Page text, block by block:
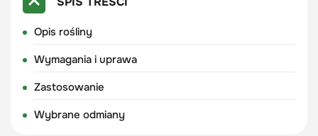
Opis rośliny
Wymagania i uprawa
Zastosowanie
Wybrane odmiany